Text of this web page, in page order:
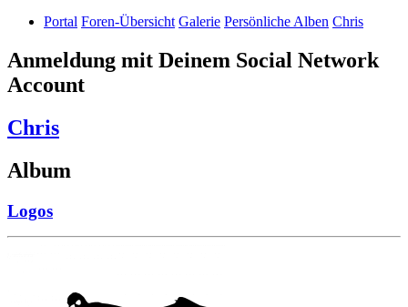
Portal Foren-Übersicht Galerie Persönliche Alben Chris
Anmeldung mit Deinem Social Network
Account
Chris
Album
Logos